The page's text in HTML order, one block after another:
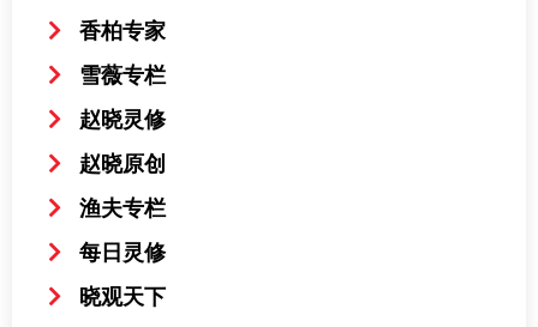
香柏专家
雪薇专栏
赵晓灵修
赵晓原创
渔夫专栏
每日灵修
晓观天下